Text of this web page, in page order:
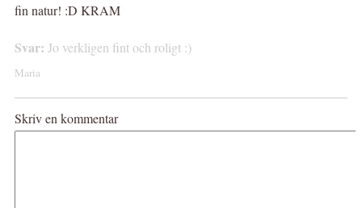
fin natur! :D KRAM
Svar: Jo verkligen fint och roligt :)
Maria
Skriv en kommentar